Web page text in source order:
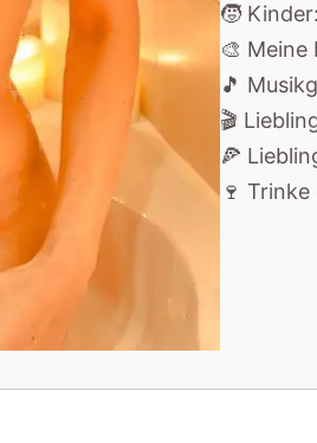
🧒
🎨
🎵
🎬
🍕
🍷